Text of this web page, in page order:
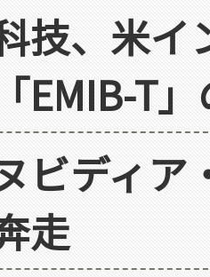
技、米イ
EMIB-T
ビディア
走